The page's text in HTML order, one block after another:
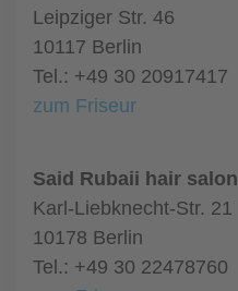
Leipziger Str. 46
10117 Berlin
Tel.: +49 30 20917417
zum Friseur
Said Rubaii hair salon
Karl-Liebknecht-Str. 21
10178 Berlin
Tel.: +49 30 22478760